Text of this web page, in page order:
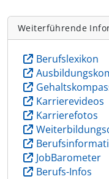
Weiterführende
Berufslexikon
Karrierevideos
Karrierefotos
JobBarometer
Berufs-Infos